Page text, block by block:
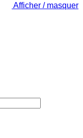
Afficher / masquer